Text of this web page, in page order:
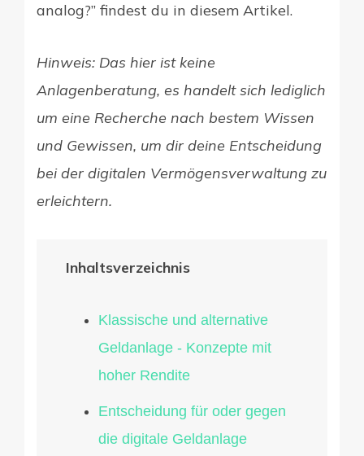
analog?” findest du in diesem Artikel.
Hinweis: Das hier ist keine
Anlagenberatung, es handelt sich lediglich
um eine Recherche nach bestem Wissen
und Gewissen, um dir deine Entscheidung
bei der digitalen Vermögensverwaltung zu
erleichtern.
Inhaltsverzeichnis
Klassische und alternative
Geldanlage - Konzepte mit
hoher Rendite
Entscheidung für oder gegen
die digitale Geldanlage